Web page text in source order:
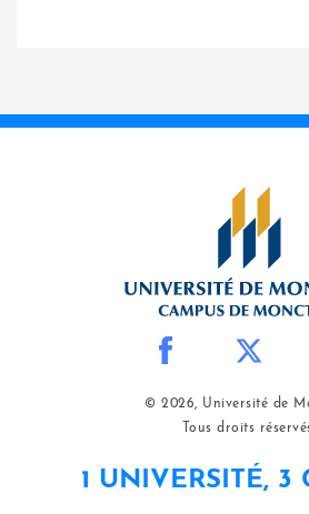
© 2026, Université de
Tous droits
1 UNIVERSITÉ, 3